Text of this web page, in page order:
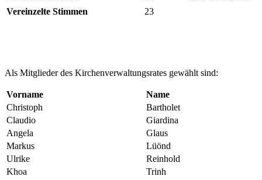
Vereinzelte Stimmen
23
Als Mitglieder des Kirchenverwaltungsrates gewählt sind:
Vorname
Name
Christoph
Bartholet
Claudio
Giardina
Angela
Glaus
Markus
Lüönd
Ulrike
Reinhold
Khoa
Trinh